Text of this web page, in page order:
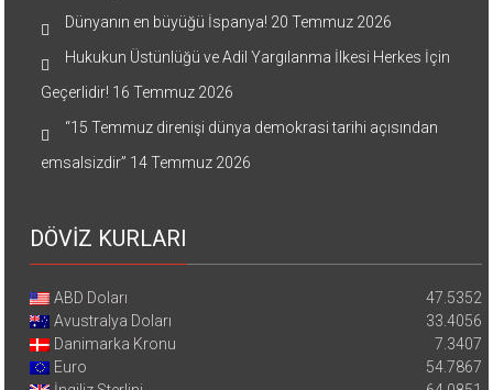
Dünyanın en büyüğü İspanya! 20 Temmuz 2026
Hukukun Üstünlüğü ve Adil Yargılanma İlkesi Herkes İçin
Geçerlidir! 16 Temmuz 2026
“15 Temmuz direnişi dünya demokrasi tarihi açısından
emsalsizdir” 14 Temmuz 2026
DÖVİZ KURLARI
ABD Doları
47.5352
Avustralya Doları
33.4056
Danimarka Kronu
7.3407
Euro
54.7867